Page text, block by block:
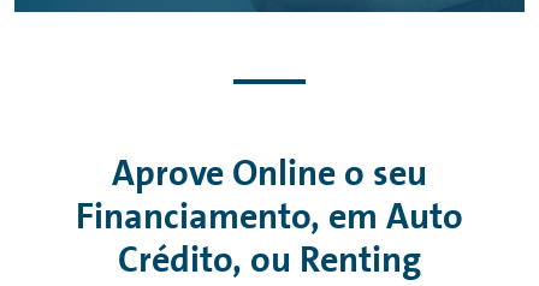
Aprove Online o seu
Financiamento, em Auto
Crédito, ou Renting